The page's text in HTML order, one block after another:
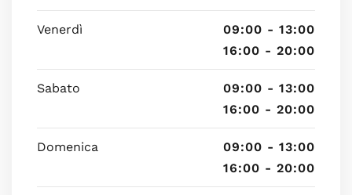
Venerdì
09:00 - 13:00
16:00 - 20:00
Sabato
09:00 - 13:00
16:00 - 20:00
Domenica
09:00 - 13:00
16:00 - 20:00